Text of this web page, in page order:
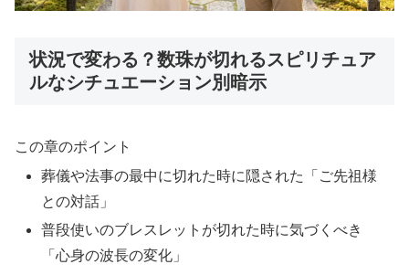
状況で変わる？数珠が切れるスピリチュア
ルなシチュエーション別暗示
この章のポイント
葬儀や法事の最中に切れた時に隠された「ご先祖様
との対話」
普段使いのブレスレットが切れた時に気づくべき
「心身の波長の変化」